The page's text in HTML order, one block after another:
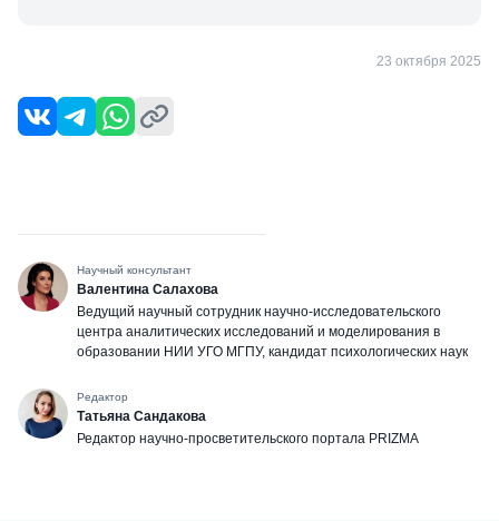
23 октября 2025
Научный консультант
Валентина Салахова
Ведущий научный сотрудник научно-исследовательского
центра аналитических исследований и моделирования в
образовании НИИ УГО МГПУ, кандидат психологических наук
Редактор
Татьяна Сандакова
Редактор научно-просветительского портала PRIZMA